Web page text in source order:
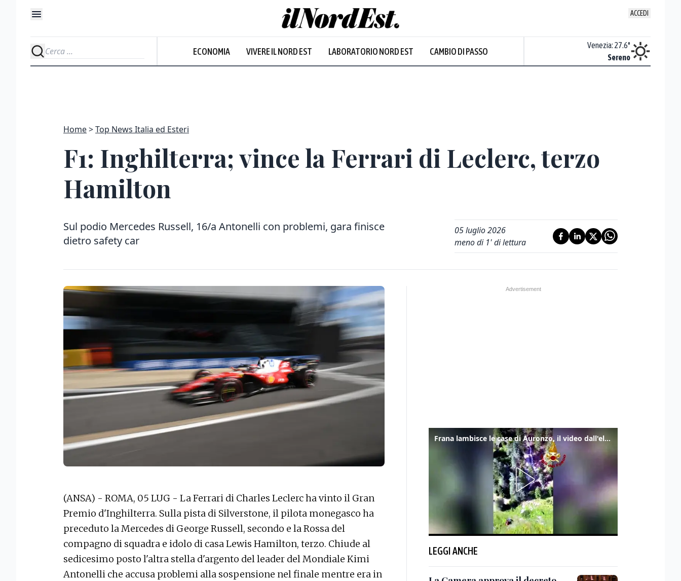
ACCEDI
ECONOMIA VIVERE IL NORD EST LABORATORIO NORD EST CAMBIO DI PASSO
Prevalentemente soleggiato
Venezia: 27.6°
Sereno
Home Top News Italia ed Esteri
F1: Inghilterra; vince la Ferrari di Leclerc, terzo
Hamilton
Sul podio Mercedes Russell, 16/a Antonelli con problemi, gara finisce
dietro safety car
05 luglio 2026
meno di 1' di lettura
(ANSA) - ROMA, 05 LUG - La Ferrari di Charles Leclerc ha vinto il Gran
Premio d'Inghilterra. Sulla pista di Silverstone, il pilota monegasco ha
preceduto la Mercedes di George Russell, secondo e la Rossa del
compagno di squadra e idolo di casa Lewis Hamilton, terzo. Chiude al
sedicesimo posto l'altra stella d'argento del leader del Mondiale Kimi
Antonelli che accusa problemi alla sospensione nel finale mentre era in
Frana lambisce le case di Auronzo, il video dall'elicottero dei vigili del fuoco
LEGGI ANCHE